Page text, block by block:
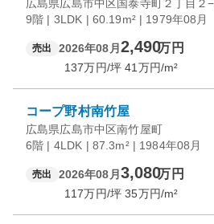
広島県広島市中区国泰寺町２丁目２
9階 | 3LDK | 60.19m² | 1979年08月
売出 2026年08月 2,490万円
137万円/坪 41 万円/m²
コープ野村南竹屋
広島県広島市中区南竹屋町
6階 | 4LDK | 87.3m² | 1984年08月
売出 2026年08月 3,080万円
117万円/坪 35万円/m²